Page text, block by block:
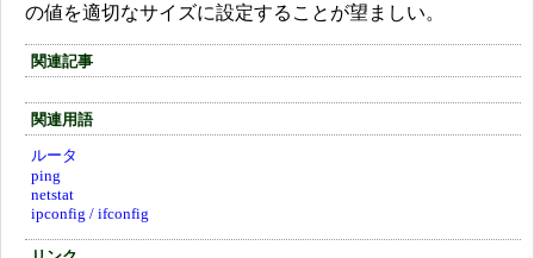
の値を適切なサイズに設定することが望ましい。
関連記事
関連用語
ルータ
ping
netstat
ipconfig / ifconfig